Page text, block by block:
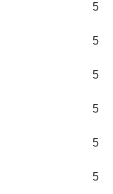
5
5
5
5
5
5